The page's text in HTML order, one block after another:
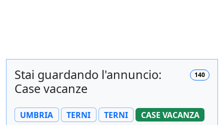
140
Stai guardando l'annuncio:
Case vacanze
UMBRIA TERNI TERNI CASE VACANZA